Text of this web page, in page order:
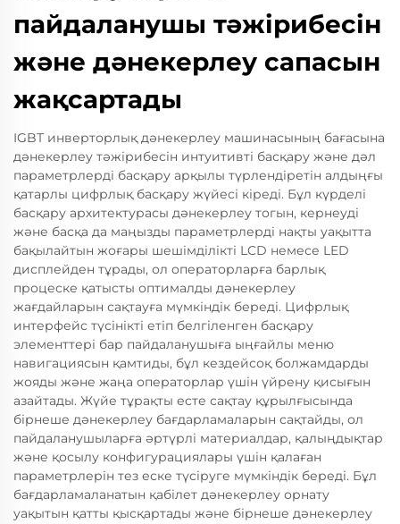
пайдаланушы тәжірибесін
және дәнекерлеу сапасын
жақсартады
IGBT инверторлық дәнекерлеу машинасының бағасына
дәнекерлеу тәжірибесін интуитивті басқару және дәл
параметрлерді басқару арқылы түрлендіретін алдыңғы
қатарлы цифрлық басқару жүйесі кіреді. Бұл күрделі
басқару архитектурасы дәнекерлеу тогын, кернеуді
және басқа да маңызды параметрлерді нақты уақытта
бақылайтын жоғары шешімділікті LCD немесе LED
дисплейден тұрады, ол операторларға барлық
процеске қатысты оптималды дәнекерлеу
жағдайларын сақтауға мүмкіндік береді. Цифрлық
интерфейс түсінікті етіп белгіленген басқару
элементтері бар пайдаланушыға ыңғайлы меню
навигациясын қамтиды, бұл кездейсоқ болжамдарды
жояды және жаңа операторлар үшін үйрену қисығын
азайтады. Жүйе тұрақты есте сақтау құрылғысында
бірнеше дәнекерлеу бағдарламаларын сақтайды, ол
пайдаланушыларға әртүрлі материалдар, қалыңдықтар
және қосылу конфигурациялары үшін қалаған
параметрлерін тез еске түсіруге мүмкіндік береді. Бұл
бағдарламаланатын қабілет дәнекерлеу орнату
уақытын қатты қысқартады және бірнеше дәнекерлеу